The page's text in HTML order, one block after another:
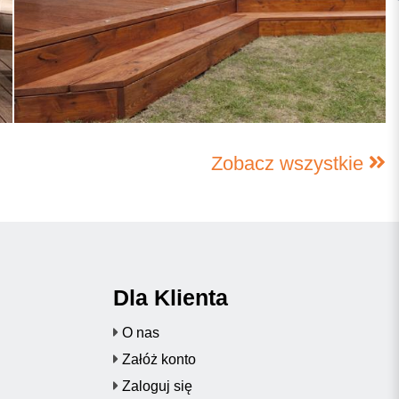
Zobacz wszystkie
Dla Klienta
O nas
Załóż konto
Zaloguj się